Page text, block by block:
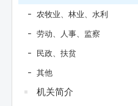
农牧业、林业、水利
劳动、人事、监察
民政、扶贫
其他
机关简介